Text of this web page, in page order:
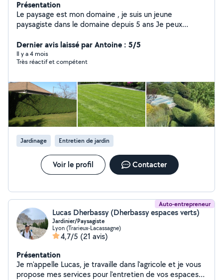
Présentation
Le paysage est mon domaine , je suis un jeune
paysagiste dans le domaine depuis 5 ans Je peux
petit bricolage ou bien du nettoyage Hésitez pas à
m'envoyer un message si vous avez des questions ou
besoin d'aide je suis toujours à votre écoute
Dernier avis laissé par Antoine : 5/5
Il y a 4 mois
Très réactif et compétent
Jardinage Entretien de jardin
Voir le profil Contacter
Auto-entrepreneur
Lucas Dherbassy (Dherbassy espaces verts)
Jardinier/Paysagiste
Lyon (Trarieux-Lacassagne)
4,7/5 (21 avis)
Présentation
Je m'appelle Lucas, je travaille dans l'agricole et je vous
propose mes services pour l'entretien de vos espaces